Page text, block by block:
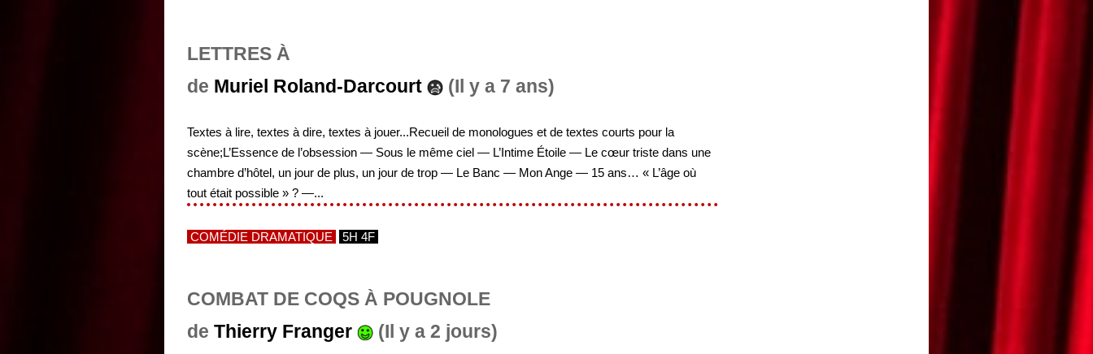
LETTRES À
de Muriel Roland-Darcourt (Il y a 7 ans)
Textes à lire, textes à dire, textes à jouer...Recueil de monologues et de textes courts pour la
scène;L’Essence de l’obsession — Sous le même ciel — L’Intime Étoile — Le cœur triste dans une
chambre d’hôtel, un jour de plus, un jour de trop — Le Banc — Mon Ange — 15 ans… « L’âge où
tout était possible » ? —...
COMÉDIE DRAMATIQUE 5H 4F
COMBAT DE COQS À POUGNOLE
de Thierry Franger (Il y a 2 jours)